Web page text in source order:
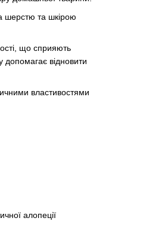
шерстю та шкірою
що сприяють
допомагає відновити
властивостями
алопеції